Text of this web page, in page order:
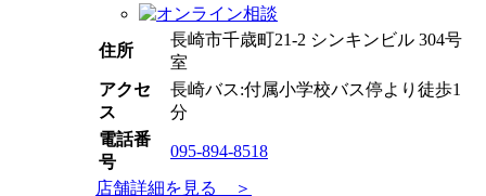
住所
長崎市千歳町21-2 シンキンビル 304号
室
アクセ
ス
長崎バス:付属小学校バス停より徒歩1
分
電話番
号
095-894-8518
店舗詳細を見る ＞